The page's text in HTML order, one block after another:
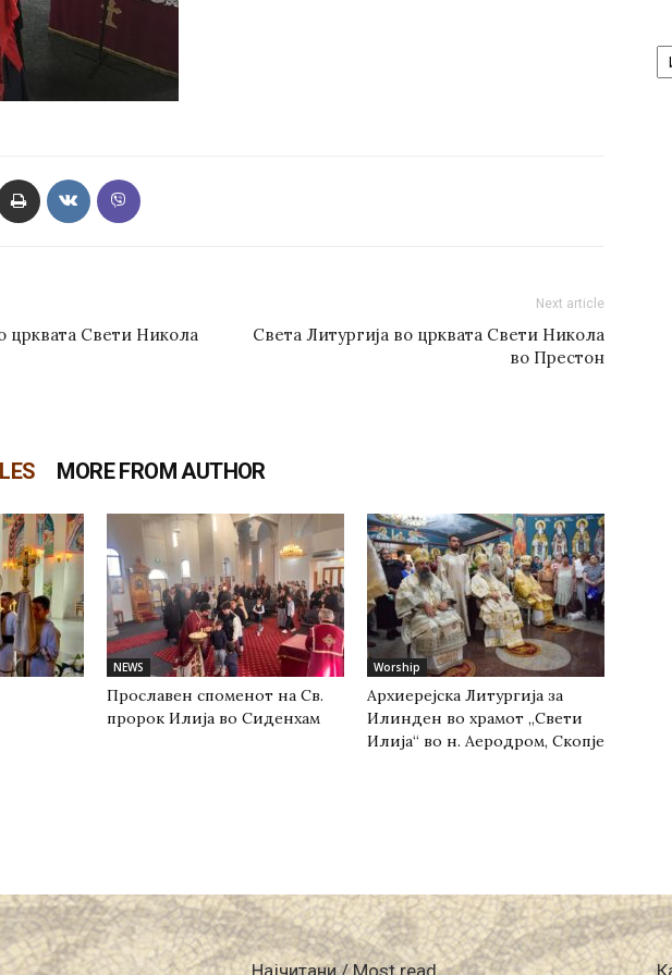
црквата Свети Никола
Next article
Света Литургија во црквата Свети Никола
во Престон
MORE FROM AUTHOR
NEWS
Прославен споменот на Св.
пророк Илија во Сиденхам
Worship
Архиерејска Литургија за
Илинден во храмот „Свети
Илија“ во н. Аеродром, Скопје
Најчитани / Most read